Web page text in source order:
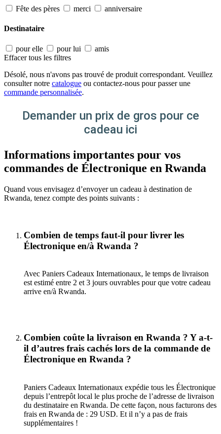
Fête des pères merci anniversaire
Destinataire
pour elle pour lui
amis
Effacer tous les filtres
Désolé, nous n'avons pas trouvé de produit correspondant. Veuillez
consulter notre catalogue ou contactez-nous pour passer une
commande personnalisée.
Demander un prix de gros pour ce
cadeau ici
Informations importantes pour vos
commandes de Électronique en Rwanda
Quand vous envisagez d’envoyer un cadeau à destination de
Rwanda, tenez compte des points suivants :
Combien de temps faut-il pour livrer les
Électronique en/à Rwanda ?
Avec Paniers Cadeaux Internationaux, le temps de livraison
est estimé entre 2 et 3 jours ouvrables pour que votre cadeau
arrive en/à Rwanda.
Combien coûte la livraison en Rwanda ? Y a-t-
il d’autres frais cachés lors de la commande de
Électronique en Rwanda ?
Paniers Cadeaux Internationaux expédie tous les Électronique
depuis l’entrepôt local le plus proche de l’adresse de livraison
du destinataire en Rwanda. De cette façon, nous facturons des
frais en Rwanda de : 29 USD. Et il n’y a pas de frais
supplémentaires !